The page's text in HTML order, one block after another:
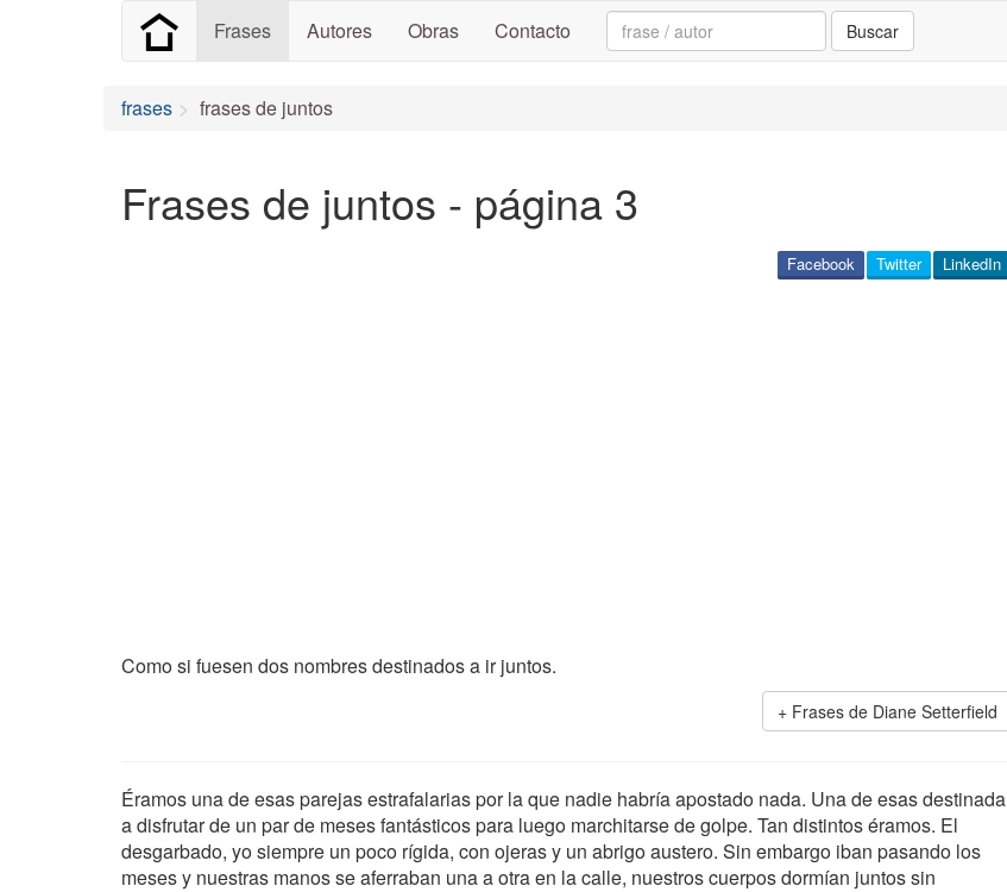
Frases Autores Obras Contacto Search: Buscar
frases frases de juntos
Frases de juntos - página 3
LinkedIn
Twitter
Facebook
Como si fuesen dos nombres destinados a ir juntos.
Frases de Diane Setterfield
Éramos una de esas parejas estrafalarias por la que nadie habría apostado nada. Una de esas destinada
a disfrutar de un par de meses fantásticos para luego marchitarse de golpe. Tan distintos éramos. El
desgarbado, yo siempre un poco rígida, con ojeras y un abrigo austero. Sin embargo iban pasando los
meses y nuestras manos se aferraban una a otra en la calle, nuestros cuerpos dormían juntos sin